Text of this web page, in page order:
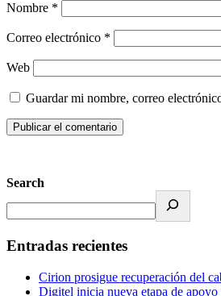
Nombre *
Correo electrónico *
Web
Guardar mi nombre, correo
Search
Entradas recientes
Cirion prosigue recuperación del
Digitel inicia nueva etapa de